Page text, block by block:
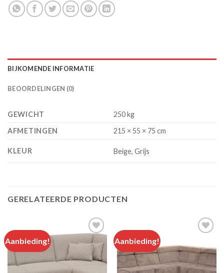
BIJKOMENDE INFORMATIE
BEOORDELINGEN (0)
GEWICHT
250 kg
AFMETINGEN
215 × 55 × 75 cm
KLEUR Beige, Grijs
GERELATEERDE PRODUCTEN
Aanbieding!
Add to
Aanbieding!
wishlist